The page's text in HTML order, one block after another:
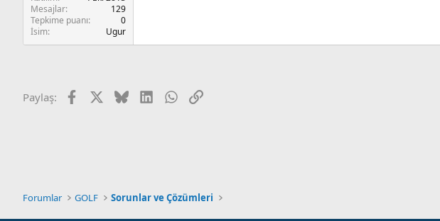
Mesajlar
129
Tepkime puanı
0
İsim
Ugur
Paylaş: Facebook BlueskyLinkedInWhatsApp
Link
Forumlar GOLF Sorunlar ve Çözümleri